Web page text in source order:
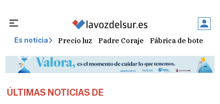
Es noticia Precio luz Padre Coraje Fábrica de botellas
ÚLTIMAS NOTICIAS DE